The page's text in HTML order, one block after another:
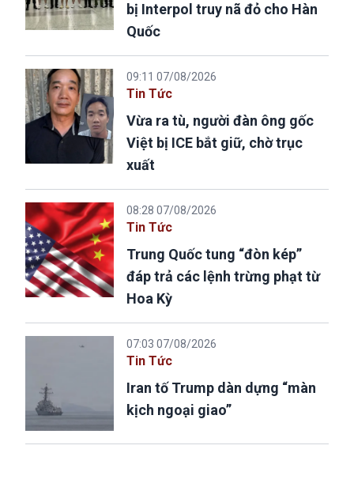
bị Interpol truy nã đỏ cho Hàn
Quốc
09:11 07/08/2026
Tin Tức
Vừa ra tù, người đàn ông gốc
Việt bị ICE bắt giữ, chờ trục
xuất
08:28 07/08/2026
Tin Tức
Trung Quốc tung “đòn kép”
đáp trả các lệnh trừng phạt từ
Hoa Kỳ
07:03 07/08/2026
Tin Tức
Iran tố Trump dàn dựng “màn
kịch ngoại giao”